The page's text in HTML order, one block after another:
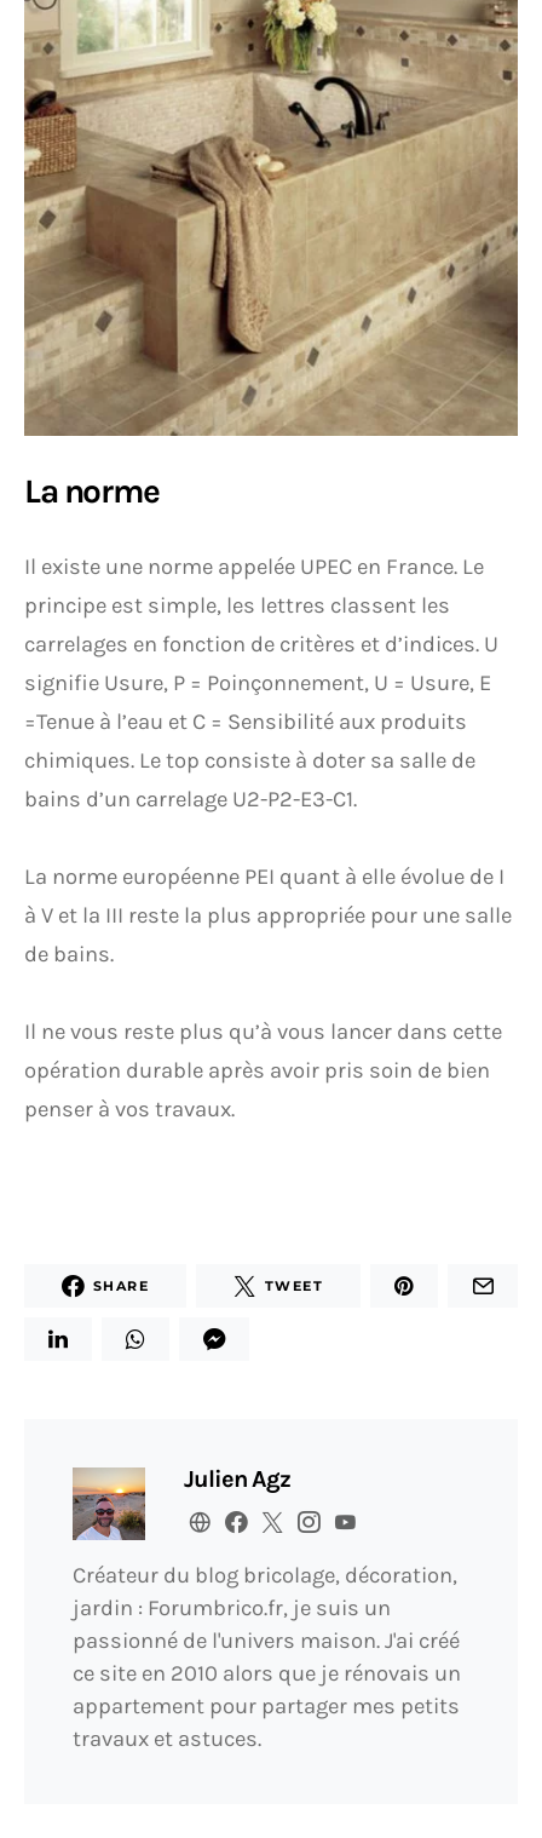
La norme
Il existe une norme appelée UPEC en France. Le
principe est simple, les lettres classent les
carrelages en fonction de critères et d’indices. U
signifie Usure, P = Poinçonnement, U = Usure, E
=Tenue à l’eau et C = Sensibilité aux produits
chimiques. Le top consiste à doter sa salle de
bains d’un carrelage U2-P2-E3-C1.
La norme européenne PEI quant à elle évolue de I
à V et la III reste la plus appropriée pour une salle
de bains.
Il ne vous reste plus qu’à vous lancer dans cette
opération durable après avoir pris soin de bien
penser à vos travaux.
SHARE TWEET
Julien Agz
Créateur du blog bricolage, décoration,
jardin : Forumbrico.fr, je suis un
passionné de l'univers maison. J'ai créé
ce site en 2010 alors que je rénovais un
appartement pour partager mes petits
travaux et astuces.